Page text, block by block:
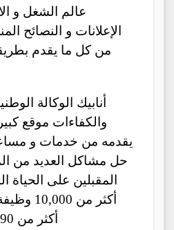
عالم الشغل و
الإعلانات و النصائح
من كل ما يقدم
أنابيك الوكالة
والكفاءات موقع
يقدمه من خدمات و
حل مشاكل العديد من
المقبلين على الحياة
أكثر من
أكثر من 786,090 سيرة ذاتية.